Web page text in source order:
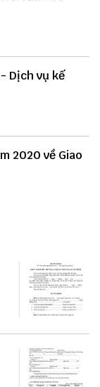
Dịch vụ kế
2020 về Giao